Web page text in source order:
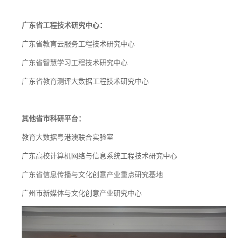
广东省工程技术研究中心：
广东省教育云服务工程技术研究中心
广东省智慧学习工程技术研究中心
广东省教育测评大数据工程技术研究中心
其他省市科研平台：
教育大数据粤港澳联合实验室
广东高校计算机网络与信息系统工程技术研究中心
广东省信息传播与文化创意产业重点研究基地
广州市新媒体与文化创意产业研究中心